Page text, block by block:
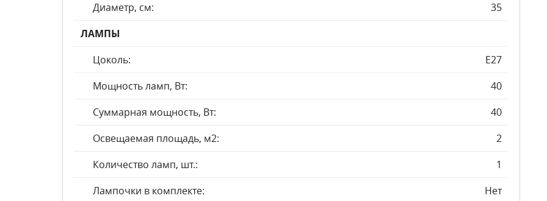
Диаметр, см:
35
ЛАМПЫ
Цоколь:
E27
Мощность ламп, Вт:
40
Суммарная мощность, Вт:
40
Освещаемая площадь, м2:
2
Количество ламп, шт.:
1
Лампочки в комплекте:
Нет